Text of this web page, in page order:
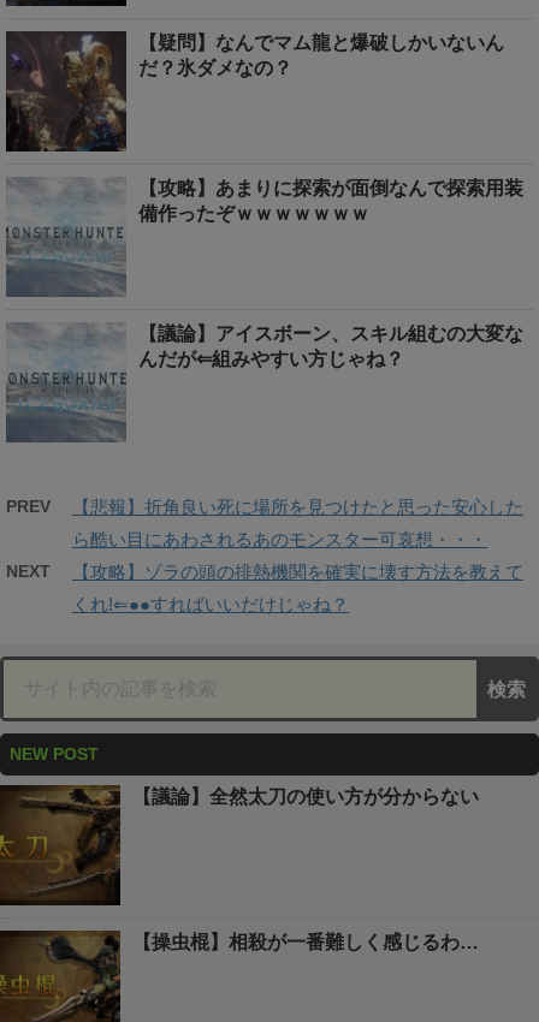
【疑問】なんでマム龍と爆破しかいないん
だ？氷ダメなの？
【攻略】あまりに探索が面倒なんで探索用装
備作ったぞｗｗｗｗｗｗｗ
【議論】アイスボーン、スキル組むの大変な
んだが⇐組みやすい方じゃね？
PREV
【悲報】折角良い死に場所を見つけたと思った安心した
ら酷い目にあわされるあのモンスター可哀想・・・
NEXT
【攻略】ゾラの頭の排熱機関を確実に壊す方法を教えて
くれ!⇐●●すればいいだけじゃね？
NEW POST
【議論】全然太刀の使い方が分からない
【操虫棍】相殺が一番難しく感じるわ…